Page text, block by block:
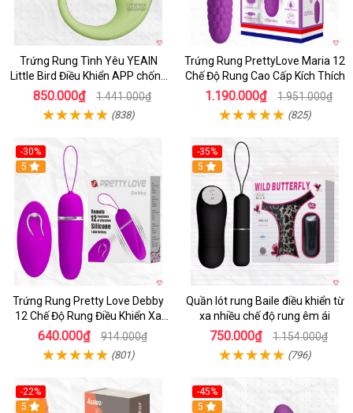
Trứng Rung Tình Yêu YEAIN
Little Bird Điều Khiển APP chống
nước sạc pin
850.000₫ 1.441.000₫
(838)
Trứng Rung PrettyLove Maria 12
Chế Độ Rung Cao Cấp Kích Thích
1.190.000₫ 1.951.000₫
(825)
-30%
Hot
5
Trứng Rung Pretty Love Debby
12 Chế Độ Rung Điều Khiển Xa
Kích Thích
640.000₫ 914.000₫
(801)
-35%
Hot
5
Quần lót rung Baile điều khiển từ
xa nhiều chế độ rung êm ái
750.000₫ 1.154.000₫
(796)
-22%
Hot
5
-45%
Hot
5